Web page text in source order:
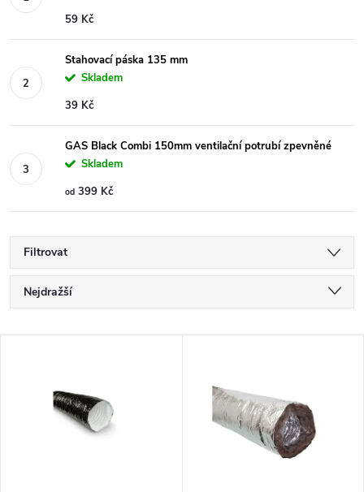
59 Kč
Stahovací páska 135 mm
Skladem
39 Kč
GAS Black Combi 150mm ventilační potrubí zpevněné
Skladem
od 399 Kč
Filtrovat
Ř
a
Nejdražší
Abecedně